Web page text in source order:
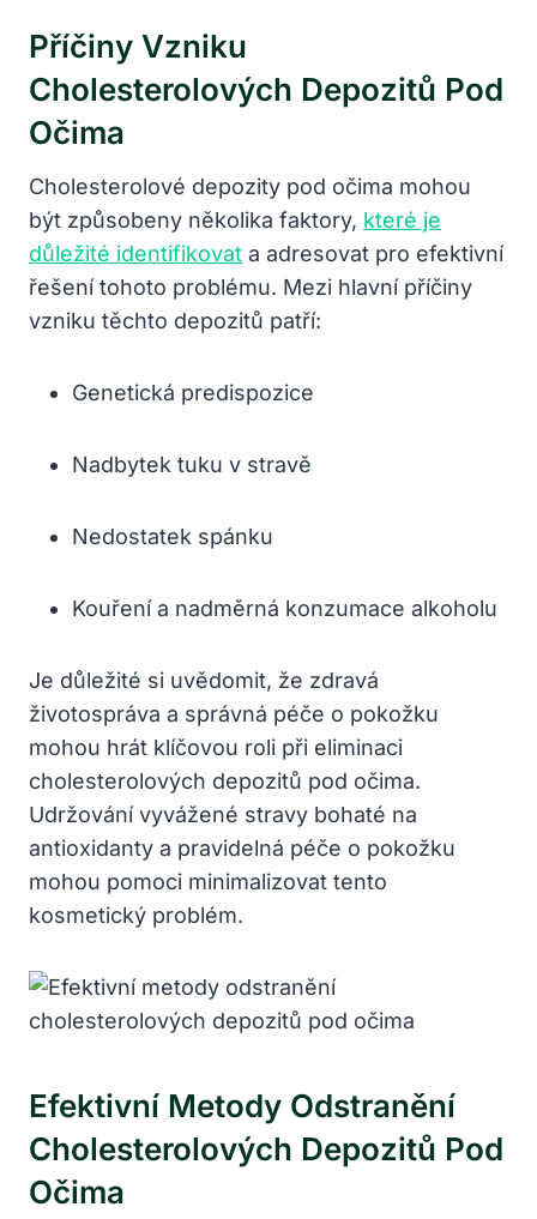
Příčiny Vzniku
Cholesterolových Depozitů Pod
Očima
Cholesterolové depozity pod očima mohou
být způsobeny několika faktory, které je
důležité identifikovat a adresovat pro efektivní
řešení tohoto problému. Mezi hlavní příčiny
vzniku těchto depozitů patří:
Genetická predispozice
Nadbytek tuku v stravě
Nedostatek spánku
Kouření a nadměrná konzumace alkoholu
Je důležité si uvědomit, že zdravá
životospráva a správná péče o pokožku
mohou hrát klíčovou roli při eliminaci
cholesterolových depozitů pod očima.
Udržování vyvážené stravy bohaté na
antioxidanty a pravidelná péče o pokožku
mohou pomoci minimalizovat tento
kosmetický problém.
Efektivní Metody Odstranění
Cholesterolových Depozitů Pod
Očima